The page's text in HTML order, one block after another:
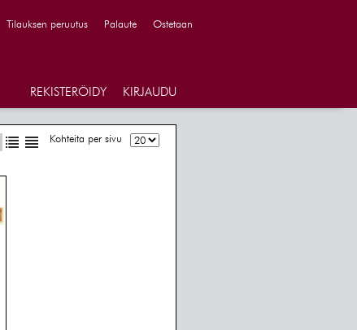
Tilauksen peruutus Palaute Ostetaan
REKISTERÖIDY KIRJAUDU
Kohteita per sivu